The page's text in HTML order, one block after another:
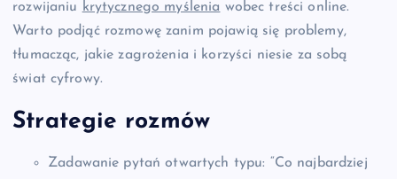
rozwijaniu krytycznego myślenia wobec treści online.
Warto podjąć rozmowę zanim pojawią się problemy,
tłumacząc, jakie zagrożenia i korzyści niesie za sobą
świat cyfrowy.
Strategie rozmów
Zadawanie pytań otwartych typu: “Co najbardziej